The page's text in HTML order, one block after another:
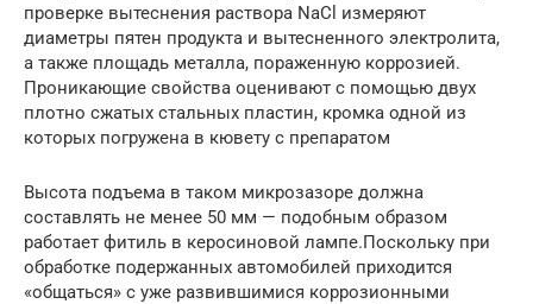
проверке вытеснения раствора NaCl измеряют
диаметры пятен продукта и вытесненного электролита,
а также площадь металла, пораженную коррозией.
Проникающие свойства оценивают с помощью двух
плотно сжатых стальных пластин, кромка одной из
которых погружена в кювету с препаратом
Высота подъема в таком микрозазоре должна
составлять не менее 50 мм — подобным образом
работает фитиль в керосиновой лампе.Поскольку при
обработке подержанных автомобилей приходится
«общаться» с уже развившимися коррозионными